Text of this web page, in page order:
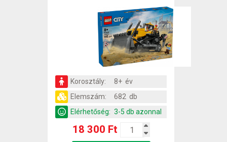
Korosztály:
8+ év
Elemszám:
682 db
Elérhetőség: 3-5 db azonnal
18 300 Ft